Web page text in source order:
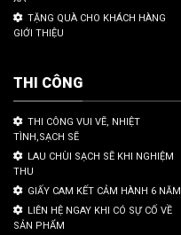
TẶNG QUÀ CHO KHÁCH HÀNG
GIỚI THIỆU
THI CÔNG
THI CÔNG VUI VẼ, NHIỆT
TÌNH,SẠCH SẼ
LAU CHÙI SẠCH SẼ KHI NGHIỆM
THU
GIẤY CAM KẾT CẢM HÀNH 6 NĂM
LIÊN HỆ NGAY KHI CÓ SỰ CỐ VỀ
SẢN PHẨM